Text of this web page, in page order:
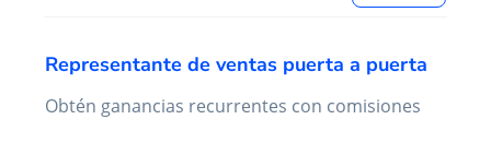
Representante de ventas puerta a puerta
Obtén ganancias recurrentes con comisiones